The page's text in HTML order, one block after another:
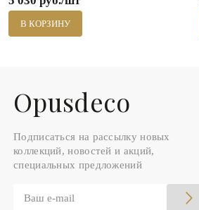
В КОРЗИНУ
Оpusdeco
Подписаться на рассылку новых
коллекций, новостей и акций,
специальных предложений